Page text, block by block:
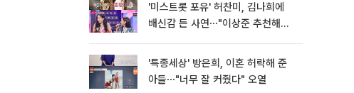
'미스트롯 포유' 허찬미, 김나희에
배신감 든 사연⋯"이상준 추천해주
'특종세상' 방은희, 이혼 허락해 준
아들⋯"너무 잘 커줬다" 오열